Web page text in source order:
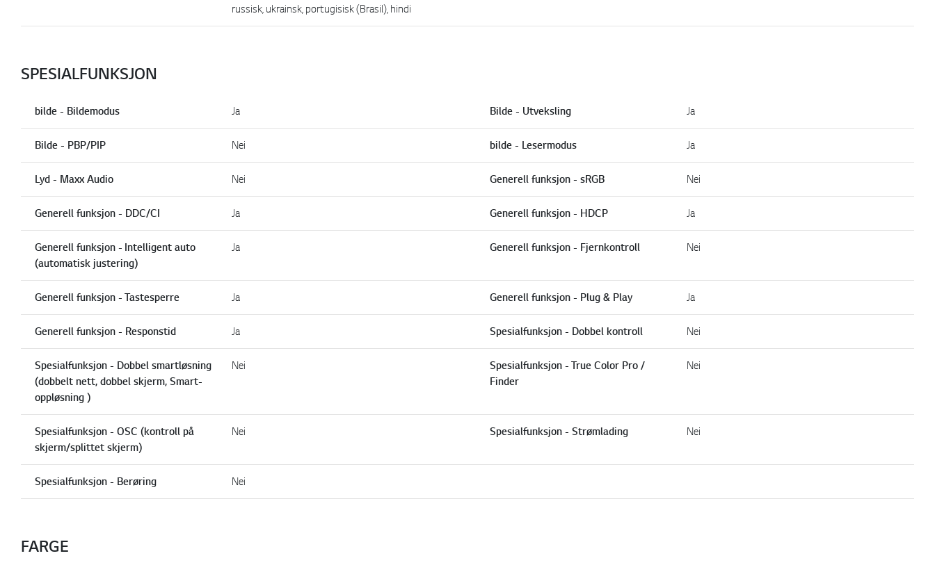
russisk, ukrainsk, portugisisk (Brasil), hindi
SPESIALFUNKSJON
bilde - Bildemodus Ja Bilde - Utveksling Ja
Bilde - PBP/PIP Nei bilde - Lesermodus Ja
Lyd - Maxx Audio Nei Generell funksjon - sRGB Nei
Generell funksjon - DDC/CI Ja Generell funksjon - HDCP Ja
Generell funksjon - Intelligent auto
(automatisk justering)
Ja Generell funksjon - Fjernkontroll Nei
Generell funksjon - Tastesperre Ja Generell funksjon - Plug & Play Ja
Generell funksjon - Responstid Ja Spesialfunksjon - Dobbel kontroll Nei
Spesialfunksjon - Dobbel smartløsning
(dobbelt nett, dobbel skjerm, Smart-
oppløsning )
Nei
Spesialfunksjon - True Color Pro /
Finder
Nei
Spesialfunksjon - OSC (kontroll på
skjerm/splittet skjerm)
Nei Spesialfunksjon - Strømlading Nei
Spesialfunksjon - Berøring Nei
FARGE